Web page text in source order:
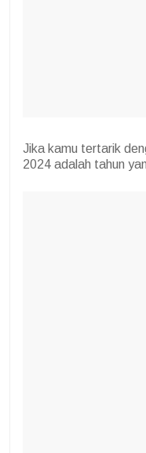
Jika kamu tertarik
2024 adalah tahun